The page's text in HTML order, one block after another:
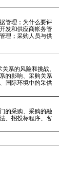
管理；为什么要评
发和供应商帐务管
理；采购人员与供
系的风险和挑战、
的影响、采购关系
国际环境中的采供
的采购、采购的融
、招投标程序、客